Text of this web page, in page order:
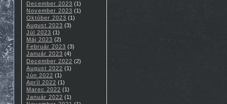
December 2023 (1)
November 2023 (1)
Október 2023 (1)
August 2023 (3)
Júl 2023 (1)
Máj 2023 (2)
Február 2023 (3)
Január 2023 (4)
December 2022 (2)
August 2022 (1)
Jún 2022 (1)
Apríl 2022 (1)
Marec 2022 (1)
Január 2022 (1)